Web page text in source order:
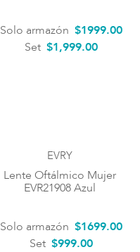
Solo armazón $1999.00
Set $1,999.00
EVRY
Lente Oftálmico Mujer
EVR21908 Azul
Solo armazón $1699.00
Set $999.00